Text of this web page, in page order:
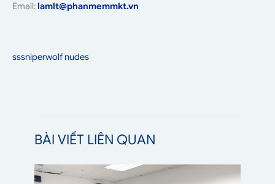
Email: lamlt@phanmemmkt.vn
sssniperwolf nudes
BÀI VIẾT LIÊN QUAN